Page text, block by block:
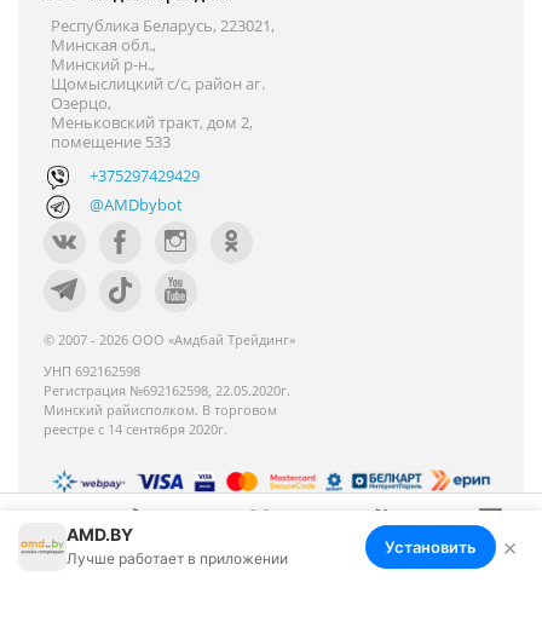
Меню Корзина Избранное Сравнение Войти
Республика Беларусь, 223021,
Минская обл.,
Минский р-н.,
Щомыслицкий с/с, район аг.
Озерцо,
Меньковский тракт, дом 2,
помещение 533
+375297429429
@AMDbybot
© 2007 - 2026 ООО «Амдбай Трейдинг»
УНП 692162598
Регистрация №692162598, 22.05.2020г.
Минский райисполком. В торговом
реестре с 14 сентября 2020г.
Номер телефона работников местных
исполнительных и распорядительных органов по
AMD.BY
Лучше работает в приложении
Установить ×